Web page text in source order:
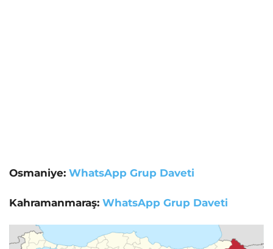
Osmaniye: WhatsApp Grup Daveti
Kahramanmaraş: WhatsApp Grup Daveti